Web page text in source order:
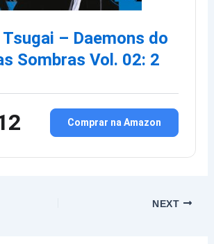
– Daemons do
Sombras Vol. 02: 2
Comprar na Amazon
NEXT